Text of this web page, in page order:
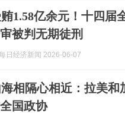
1.58亿余元！十四届
被判无期徒刑
日经济新闻 2026-06-07
相隔心相近：拉美和
国政协